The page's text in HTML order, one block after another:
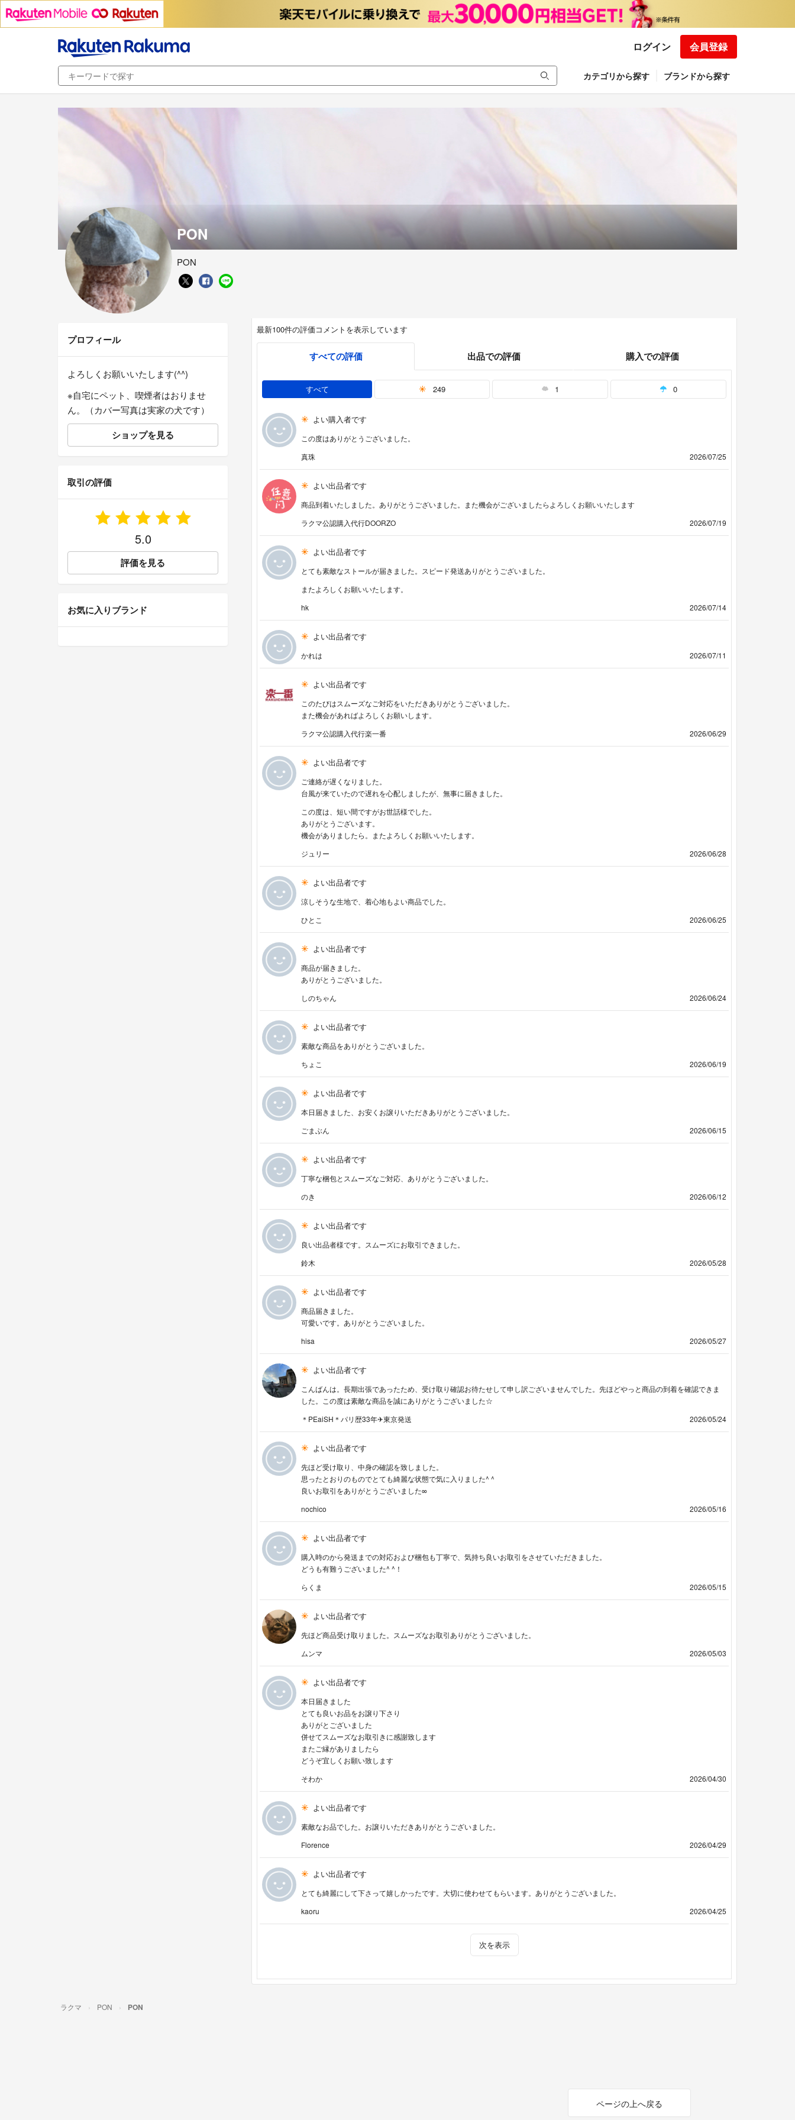
ログイン 会員登録
カテゴリから探す ブランドから探す
PON
PON
最新100件の評価コメントを表示しています
すべての評価 出品での評価 購入での評価
すべて 249 1 0
よい購入者です
この度はありがとうございました。
真珠
2026/07/25
よい出品者です
商品到着いたしました。ありがとうございました。また機会がございましたらよろしくお願いいたします
ラクマ公認購入代行DOORZO
2026/07/19
よい出品者です
とても素敵なストールが届きました。スピード発送ありがとうございました。
またよろしくお願いいたします。
hk
2026/07/14
よい出品者です
かれは 2026/07/11
よい出品者です
このたびはスムーズなご対応をいただきありがとうございました。
また機会があればよろしくお願いします。
ラクマ公認購入代行楽一番
2026/06/29
よい出品者です
ご連絡が遅くなりました。
台風が来ていたので遅れを心配しましたが、無事に届きました。
この度は、短い間ですがお世話様でした。
ありがとうございます。
機会がありましたら。またよろしくお願いいたします。
ジュリー
2026/06/28
よい出品者です
涼しそうな生地で、着心地もよい商品でした。
ひとこ
2026/06/25
よい出品者です
商品が届きました。
ありがとうございました。
しのちゃん
2026/06/24
よい出品者です
素敵な商品をありがとうございました。
ちょこ
2026/06/19
よい出品者です
本日届きました、お安くお譲りいただきありがとうございました。
ごまぶん
2026/06/15
よい出品者です
丁寧な梱包とスムーズなご対応、ありがとうございました。
のき
2026/06/12
よい出品者です
良い出品者様です。スムーズにお取引できました。
鈴木
2026/05/28
よい出品者です
商品届きました。
可愛いです。ありがとうございました。
hisa
2026/05/27
よい出品者です
こんばんは。長期出張であったため、受け取り確認お待たせして申し訳ございませんでした。先ほどやっと商品の到着を確認できま
した。この度は素敵な商品を誠にありがとうございました☆
＊PEaiSH＊パリ歴33年✈︎東京発送
2026/05/24
よい出品者です
先ほど受け取り、中身の確認を致しました。
思ったとおりのものでとても綺麗な状態で気に入りました^ ^
良いお取引をありがとうございました∞
nochico
2026/05/16
よい出品者です
購入時のから発送までの対応および梱包も丁寧で、気持ち良いお取引をさせていただきました。
どうも有難うございました^ ^！
らくま
2026/05/15
よい出品者です
先ほど商品受け取りました。スムーズなお取引ありがとうございました。
ムンマ
2026/05/03
よい出品者です
本日届きました
とても良いお品をお譲り下さり
ありがとございました
併せてスムーズなお取引きに感謝致します
またご縁がありましたら
どうぞ宜しくお願い致します
そわか
2026/04/30
よい出品者です
素敵なお品でした。お譲りいただきありがとうございました。
Florence
2026/04/29
よい出品者です
とても綺麗にして下さって嬉しかったです。大切に使わせてもらいます。ありがとうございました。
kaoru
2026/04/25
次を表示
プロフィール
よろしくお願いいたします(^^)
※自宅にペット、喫煙者はおりませ
ん。（カバー写真は実家の犬です）
ショップを見る
取引の評価
5.0
評価を見る
お気に入りブランド
ラクマ PON PON
ページの上へ戻る